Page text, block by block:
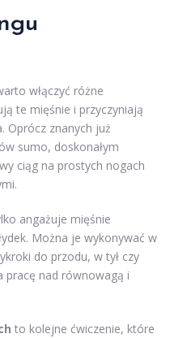
włączyć różne
te mięśnie i przyczyniają
Oprócz znanych już
sumo, doskonałym
ciąg na prostych nogach
angażuje mięśnie
Można je wykonywać w
do przodu, w tył czy
pracę nad równowagą i
to kolejne ćwiczenie, które